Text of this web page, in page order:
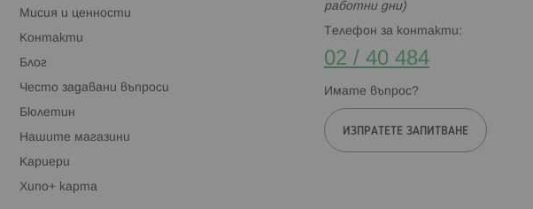
Мисия и ценности
Контакти
Блог
Често задавани въпроси
Бюлетин
Нашите магазини
Кариери
Хипо+ карта
работни дни)
Телефон за контакти:
02 / 40 484
Имате въпрос?
ИЗПРАТЕТЕ ЗАПИТВАНЕ